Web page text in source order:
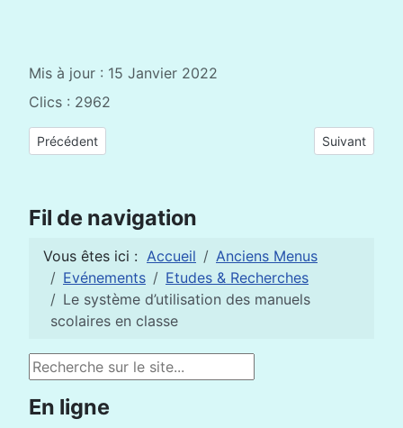
Mis à jour : 15 Janvier 2022
Clics : 2962
Article précédent : Une didactique inclusive avec la
Précédent Article
Suivant
Fil de navigation
Vous êtes ici : Accueil
Anciens Menus
Evénements
Etudes & Recherches
Le système d’utilisation des manuels
scolaires en classe
Rechercher
En ligne